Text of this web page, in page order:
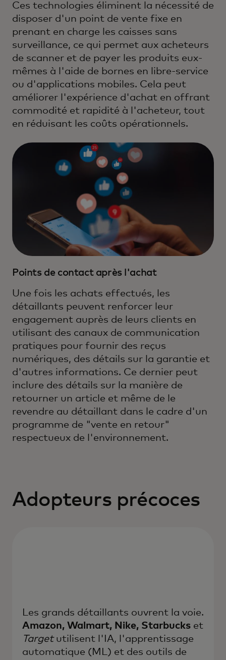
Ces technologies éliminent la nécessité de
disposer d'un point de vente fixe en
prenant en charge les caisses sans
surveillance, ce qui permet aux acheteurs
de scanner et de payer les produits eux-
mêmes à l'aide de bornes en libre-service
ou d'applications mobiles. Cela peut
améliorer l'expérience d'achat en offrant
commodité et rapidité à l'acheteur, tout
en réduisant les coûts opérationnels.
Points de contact après l'achat
Une fois les achats effectués, les
détaillants peuvent renforcer leur
engagement auprès de leurs clients en
utilisant des canaux de communication
pratiques pour fournir des reçus
numériques, des détails sur la garantie et
d'autres informations. Ce dernier peut
inclure des détails sur la manière de
retourner un article et même de le
revendre au détaillant dans le cadre d'un
programme de "vente en retour"
respectueux de l'environnement.
Adopteurs précoces
Les grands détaillants ouvrent la voie.
Amazon, Walmart, Nike, Starbucks et
Targetutilisent l'IA, l'apprentissage
automatique (ML) et des outils de